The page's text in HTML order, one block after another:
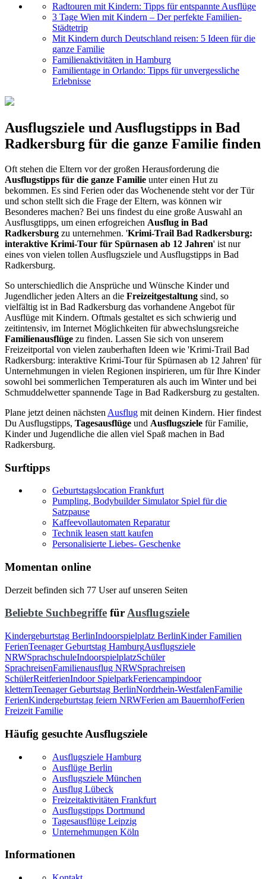
Radtouren mit Kindern: Tipps für entspannte Ausflüge
3 Tage Wien mit Kindern – Der perfekte Familien-
Städtetrip
Mit Kindern durch Deutschland reisen: 5 Ideen für die
ganze Familie
Familienaktivitäten in Hamburg
Familientage in Orlando: Tipps für unvergessliche
Erlebnisse
Ausflugsziele und Ausflugstipps in Bad
Radkersburg für die ganze Familie finden
Oft stehen die Eltern vor der großen Herausforderung die
Ausflugstipps für die ganze Familie unter einen Hut zu
bekommen. Es sind Ferien oder das Wochenende steht vor der Tür
und schon stellt sich die Frage der Eltern, was können wir
Besonderes machen? Bei uns findest du eine große Auswahl an
Ausflusgtipps, um einen erfogreichen Ausflug in Bad
Radkersburg zu unternehmen. 'Krimi-Trail Bad Radkersburg:
interaktive Krimi-Tour für Spürnasen ab 12 Jahren' ist nur
eines von vielen tollen Ausflugsziele und Ausflugstipps in Bad
Radkersburg.
So unterschiedlich die Ansprüche und Wünsche Kinder und
Jugendlicher jeden Alters an die Freizeitgestaltung sind, so
vielfältig ist in Bad Radkersburg das vorhandene Angebot für
Ausflüge mit Kindern. Oftmals gestaltet es sich schwierig und
zeitintensiv, im Internet Möglichkeiten für abwechslungsreiche
Familienausflüge zu finden. Lassen Sie sich von unserem
Freizeitportal von vielen zauberhaften Ideen wie 'Krimi-Trail Bad
Radkersburg: interaktive Krimi-Tour für Spürnasen ab 12 Jahren' für
Unternehmungen in vielen Regionen inspirieren, um für Ihre Kinder
sowohl bei sommerlichen Temperaturen als auch im Winter und bei
Schmuddelwetter spannende Tage in Bad Radkersburg zu gestalten.
Plane jetzt deinen nächsten Ausflug mit deinen Kindern. Hier findest
Du Ausflugstipps, Tagesausflüge und Ausflugsziele für Familie,
Kinder und Jugendliche die allen viel Spaß machen in Bad
Radkersburg.
Surftipps
Geburtstagslocation Frankfurt
Pumpling, Bodybuilder Simulator Spiel für die
Satzpause
Kaffeevollautomaten Reparatur
Technik leasen statt kaufen
Personalisierte Liebes- Geschenke
Momentan online
Derzeit befinden sich 77 User auf unseren Seiten
Beliebte Suchbegriffe fürAusflugsziele
Kindergeburtstag BerlinIndoorspielplatz BerlinKinder Familien
FerienTeenager Geburtstag HamburgAusflugsziele
NRWSprachschuleIndoorspielplatzSchüler
SprachreisenFamilienausflug NRWSprachreisen
SchülerReitferienIndoor SpielparkFeriencampindoor
kletternTeenager Geburtstag BerlinNordrhein-WestfalenFamilie
FerienKindergeburtstag feiern NRWFerien am BauernhofFerien
Freizeit Familie
Häufig gesuchte Ausflugsziele
Ausflugsziele Hamburg
Ausflüge Berlin
Ausflugsziele München
Ausflug Lübeck
Freizeitaktivitäten Frankfurt
Ausflugstipps Dortmund
Tagesausflüge Leipzig
Unternehmungen Köln
Informationen